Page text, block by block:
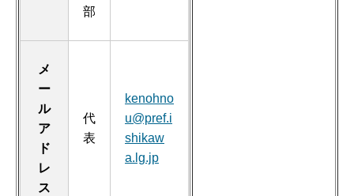
部
メ
ー
ル
ア
ド
レ
ス
代
表
kenohno
u@pref.i
shikaw
a.lg.jp